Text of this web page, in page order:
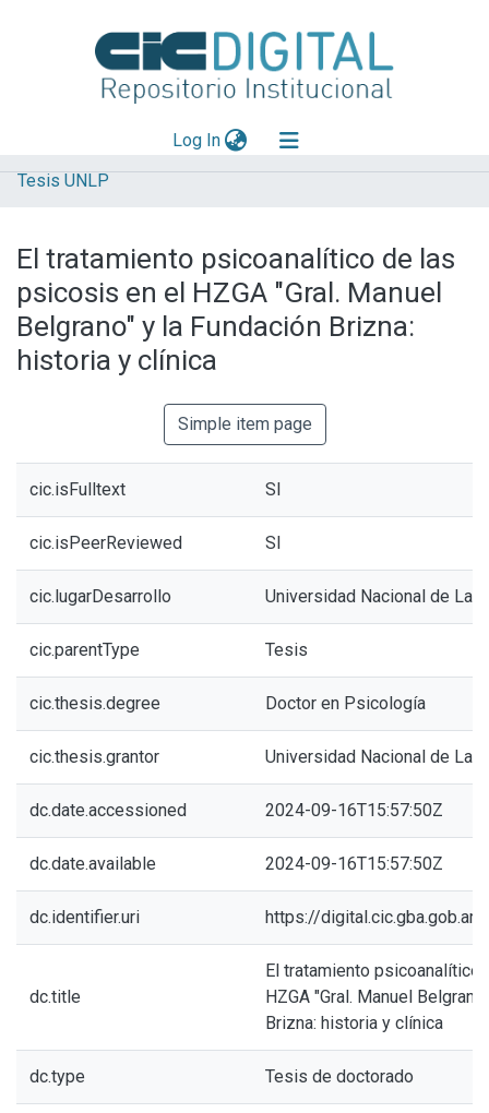
Log In(current)
Explorar
Aportar material
Statistics
Tesis UNLP
El tratamiento psicoanalítico de las
psicosis en el HZGA "Gral. Manuel
Belgrano" y la Fundación Brizna:
historia y clínica
Simple item page
cic.isFulltext SI
cic.isPeerReviewed SI
cic.lugarDesarrollo Universidad Nacional de La
cic.parentType Tesis
cic.thesis.degree Doctor en Psicología
cic.thesis.grantor Universidad Nacional de La
dc.date.accessioned 2024-09-16T15:57:50Z
dc.date.available 2024-09-16T15:57:50Z
dc.identifier.uri https://
dc.title
El tratamiento
HZGA "Gral. Manuel
Brizna: historia y clínica
dc.type Tesis de doctorado